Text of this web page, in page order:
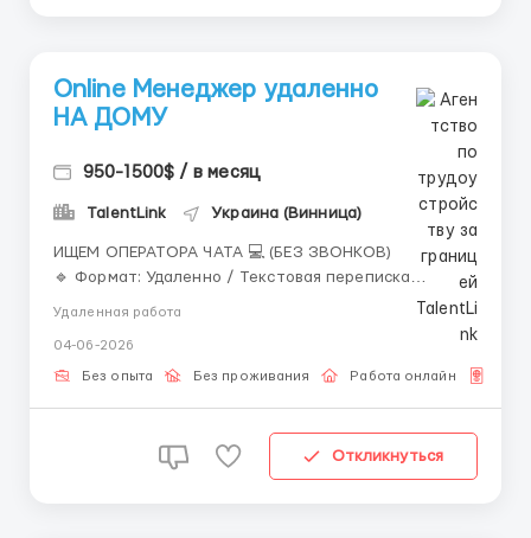
Online Менеджер удаленно
НА ДОМУ
950-1500$ / в месяц
TalentLink Украина (Винница)
ИЩЕМ ОПЕРАТОРА ЧАТА 💻 (БЕЗ ЗВОНКОВ)
🔹 Формат: Удаленно / Текстовая переписка
🔹 График: 8 часов (утро/день/ночь)
ПК или Ноутбук (обязательно!) — Грамотность и
ответственность Задачи: — ...
Удаленная работа
04-06-2026
Без опыта Без проживания Работа онлайн
Откликнуться